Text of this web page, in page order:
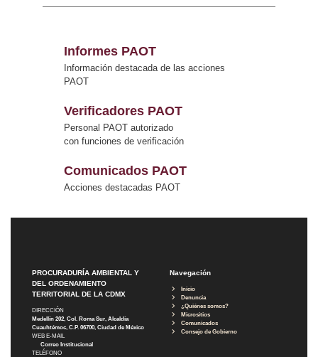
Informes PAOT
Información destacada de las acciones
PAOT
Verificadores PAOT
Personal PAOT autorizado
con funciones de verificación
Comunicados PAOT
Acciones destacadas PAOT
PROCURADURÍA AMBIENTAL Y
DEL ORDENAMIENTO
TERRITORIAL DE LA CDMX
DIRECCIÓN
Medellín 202, Col. Roma Sur, Alcaldía
Cuauhtémoc, C.P. 06700, Ciudad de México
WEB E-MAIL
Correo Institucional
TELÉFONO
Navegación
Inicio
Denuncia
¿Quiénes somos?
Micrositios
Comunicados
Consejo de Gobierno